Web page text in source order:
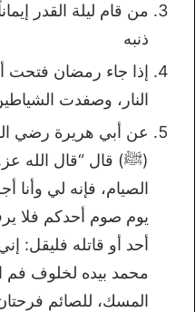
من قام ليلة القدر
ذنبه
إذا جاء رمضان فتحت
النار، وصفدت
عن أبي هريرة رضي
(ﷺ) قال “قال الله
الصيام، فإنه لي وأنا
يوم صوم أحدكم فلا
أحد أو قاتله فليقل:
محمد بيده لخلوف فم
المسك، للصائم